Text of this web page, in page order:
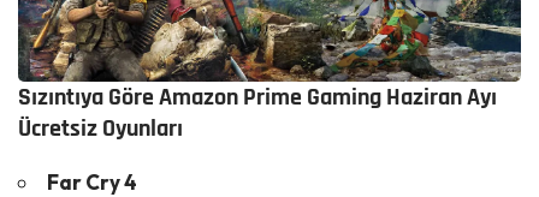
Sızıntıya Göre Amazon Prime Gaming Haziran Ayı
Ücretsiz Oyunları
Far Cry 4